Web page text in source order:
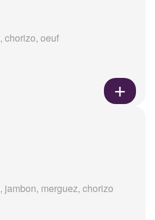
chorizo, oeuf
jambon, merguez, chorizo